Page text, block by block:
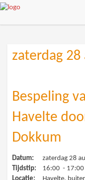
zaterdag 28
Bespeling
Havelte
Dokkum
Datum:
zaterdag 28
Tijdstip:
16:00 - 17:00